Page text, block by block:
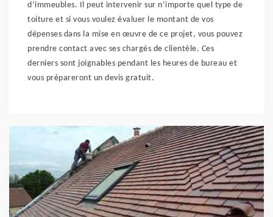
d’immeubles. Il peut intervenir sur n’importe quel type de
toiture et si vous voulez évaluer le montant de vos
dépenses dans la mise en œuvre de ce projet, vous pouvez
prendre contact avec ses chargés de clientèle. Ces
derniers sont joignables pendant les heures de bureau et
vous prépareront un devis gratuit.